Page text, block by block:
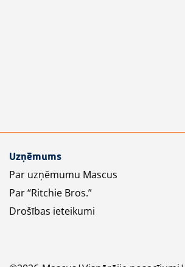
Uzņēmums
Par uzņēmumu Mascus
Par “Ritchie Bros.”
Drošības ieteikumi